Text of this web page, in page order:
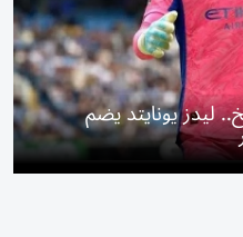
ليدز يونايتد يضم